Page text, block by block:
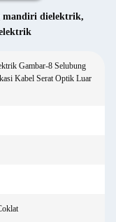
mandiri dielektrik,
Gambar-8 Selubung
Kabel Serat Optik Luar